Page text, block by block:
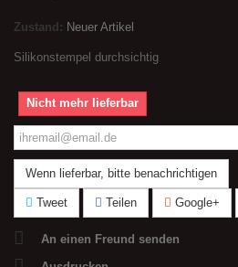
Zustand: Neuer Artikel
Silikonstempel durchsichtig
Nicht mehr lieferbar
Wenn lieferbar, bitte benachrichtigen
Tweet Teilen Google+
An einen Freund senden